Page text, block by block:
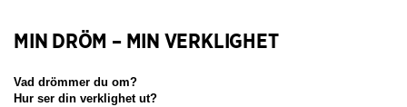
MIN DRÖM – MIN VERKLIGHET
Vad drömmer du om?
Hur ser din verklighet ut?